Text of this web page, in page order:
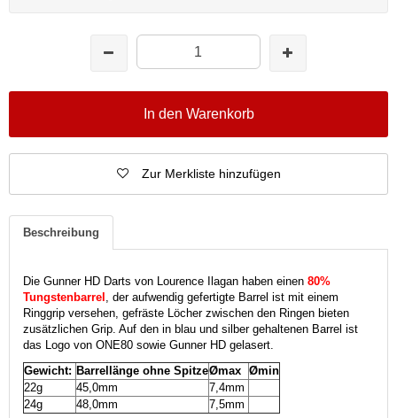
In den Warenkorb
Zur Merkliste hinzufügen
Beschreibung
Die Gunner HD Darts von Lourence Ilagan haben einen 80%
Tungstenbarrel , der aufwendig gefertigte Barrel ist mit einem
Ringgrip versehen, gefräste Löcher zwischen den Ringen bieten
zusätzlichen Grip. Auf den in blau und silber gehaltenen Barrel ist
das Logo von ONE80 sowie Gunner HD gelasert.
Gewicht: Barrellänge ohne SpitzeØmax Ømin
22g
45,0mm
7,4mm
24g
48,0mm 7,5mm